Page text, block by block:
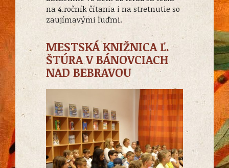
na 4.ročník čítania i na stretnutie so
zaujímavými ľuďmi.
MESTSKÁ KNIŽNICA Ľ.
ŠTÚRA V BÁNOVCIACH
NAD BEBRAVOU